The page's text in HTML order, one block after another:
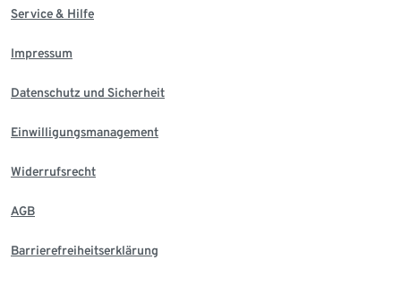
Service & Hilfe
Impressum
Datenschutz und Sicherheit
Einwilligungsmanagement
Widerrufsrecht
AGB
Barrierefreiheitserklärung